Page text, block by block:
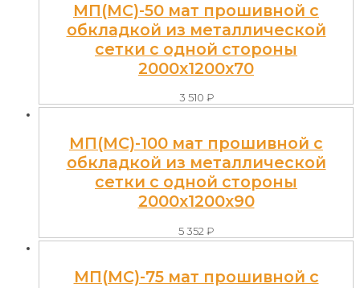
МП(МС)-50 мат прошивной с
обкладкой из металлической
сетки с одной стороны
2000x1200x70
3 510 ₽
МП(МС)-100 мат прошивной с
обкладкой из металлической
сетки с одной стороны
2000x1200x90
5 352 ₽
МП(МС)-75 мат прошивной с